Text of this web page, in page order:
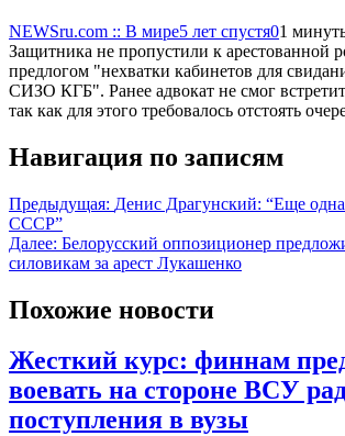
NEWSru.com :: В мире5 лет спустя01
Защитника не пропустили к арестованной
предлогом "нехватки кабинетов для
СИЗО КГБ". Ранее адвокат не смог
так как для этого требовалось отстоять
Навигация по записям
Предыдущая: Денис Драгунский: “Еще
СССР”
Далее: Белорусский оппозиционер
силовикам за арест Лукашенко
Похожие новости
Жесткий курс: финнам
воевать на стороне ВСУ
поступления в вузы